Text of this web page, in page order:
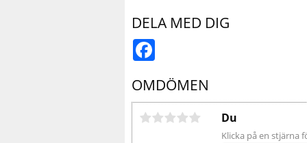
DELA MED DIG
OMDÖMEN
Du
Klicka på en stjärna